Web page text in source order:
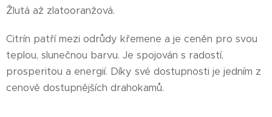
Žlutá až zlatooranžová.
Citrín patří mezi odrůdy křemene a je ceněn pro svou
teplou, slunečnou barvu. Je spojován s radostí,
prosperitou a energií. Díky své dostupnosti je jedním z
cenově dostupnějších drahokamů.